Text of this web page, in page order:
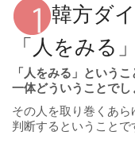
韓方ダ
「人をみる
「人をみる」という
一体どういうことでし
その人を取り巻くあら
判断するということで